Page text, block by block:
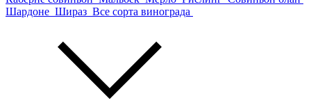
Шардоне Шираз Все сорта винограда